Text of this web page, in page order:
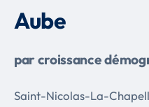
Aube
par croissance
Saint-Nicolas-La-